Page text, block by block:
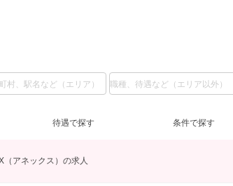
(1) フロアレディ
待遇で探す
送迎無料
条件で探す
時】 (5) 土曜営業
（アネックス）の求人